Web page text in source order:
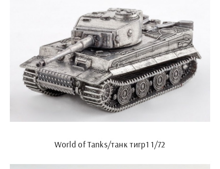
World of Tanks/танк тигр1 1/72